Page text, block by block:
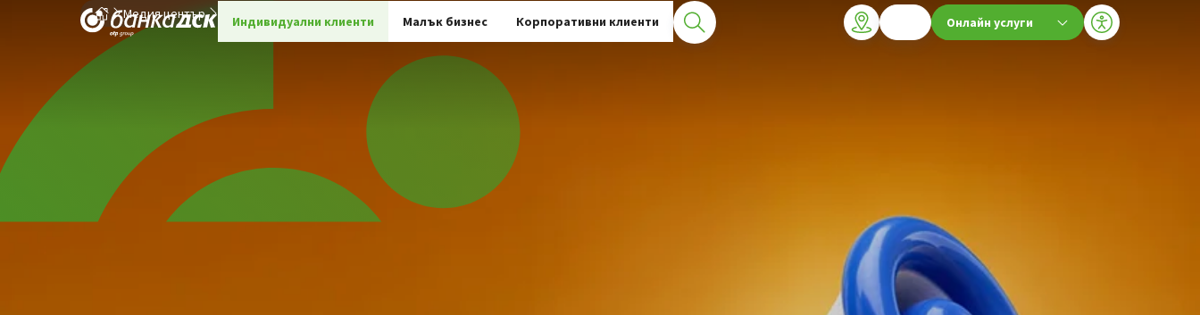
Индивидуални клиенти Малък бизнес Корпоративни клиенти Онлайн услуги
Медия център